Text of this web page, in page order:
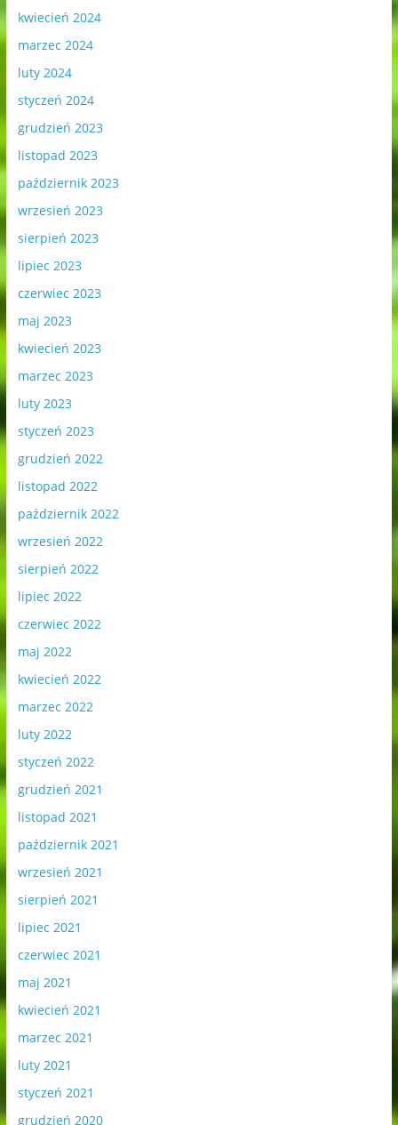
kwiecień 2024
marzec 2024
luty 2024
styczeń 2024
grudzień 2023
listopad 2023
październik 2023
wrzesień 2023
sierpień 2023
lipiec 2023
czerwiec 2023
maj 2023
kwiecień 2023
marzec 2023
luty 2023
styczeń 2023
grudzień 2022
listopad 2022
październik 2022
wrzesień 2022
sierpień 2022
lipiec 2022
czerwiec 2022
maj 2022
kwiecień 2022
marzec 2022
luty 2022
styczeń 2022
grudzień 2021
listopad 2021
październik 2021
wrzesień 2021
sierpień 2021
lipiec 2021
czerwiec 2021
maj 2021
kwiecień 2021
marzec 2021
luty 2021
styczeń 2021
grudzień 2020